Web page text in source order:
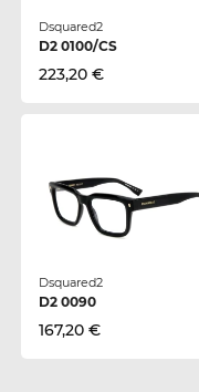
Dsquared2
D2 0100/CS
223,20 €
Dsquared2
D2 0090
167,20 €